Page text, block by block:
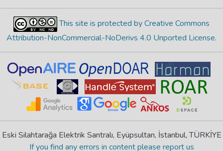
This site is protected by Creative Commons
Attribution-NonCommercial-NoDerivs 4.0 Unported License.
Eski Silahtarağa Elektrik Santralı, Eyüpsultan, İstanbul, TÜRKİYE
If you find any errors in content please report us